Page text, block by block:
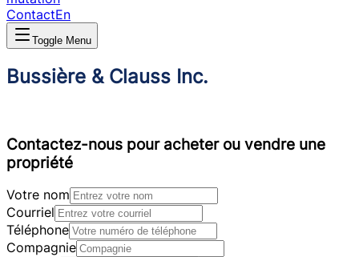
ContactEn
Toggle Menu
Bussière & Clauss Inc.
Contactez-nous pour acheter ou vendre une
propriété
Votre nom
Courriel
Téléphone
Compagnie